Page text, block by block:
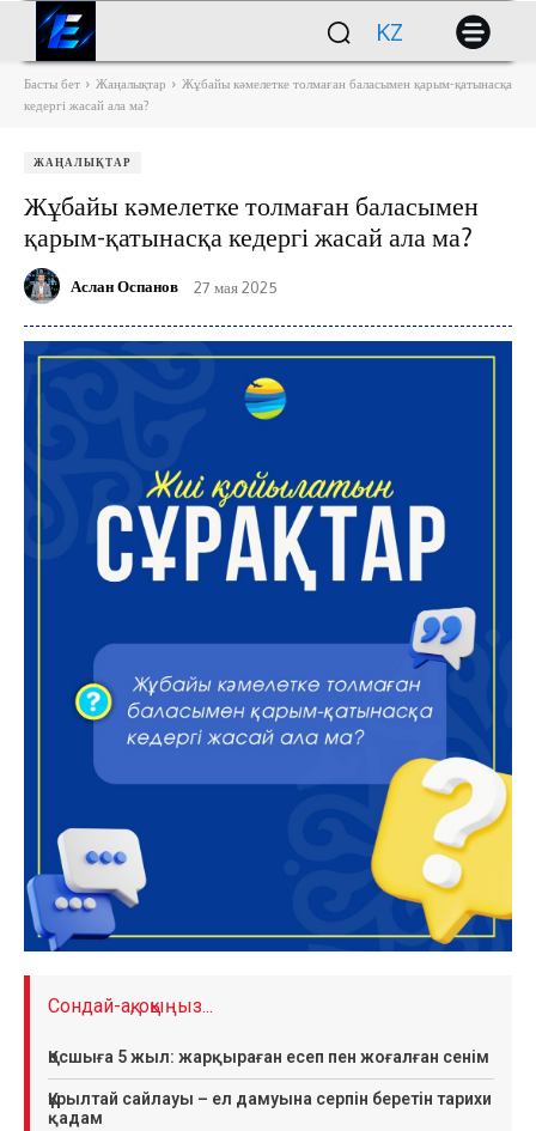
KZ
Басты бет Жаңалықтар
Жұбайы кәмелетке толмаған баласымен қарым-қатынасқа
кедергі жасай ала ма?
ЖАҢАЛЫҚТАР
Жұбайы кәмелетке толмаған баласымен
қарым-қатынасқа кедергі жасай ала ма?
Аслан Оспанов 27 мая 2025
Сондай-ақ, оқыңыз...
Қосшыға 5 жыл: жарқыраған есеп пен жоғалған сенім
Құрылтай сайлауы – ел дамуына серпін беретін тарихи
қадам